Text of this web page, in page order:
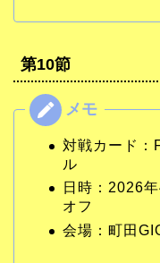
第10節
対戦カード：
ル
日時：2026
オフ
会場：町田